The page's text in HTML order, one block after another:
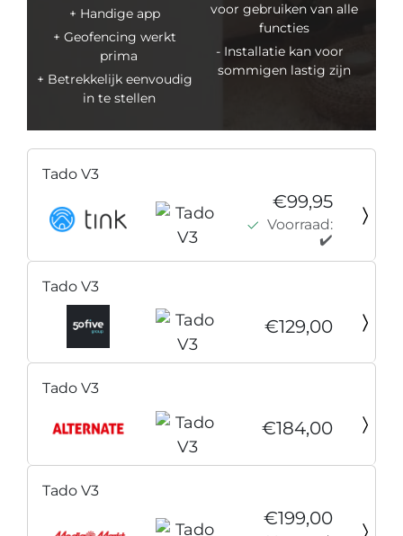
Handige app
Geofencing werkt
prima
Betrekkelijk eenvoudig
in te stellen
voor gebruiken van alle
functies
Installatie kan voor
sommigen lastig zijn
Tado V3
€99,95
Voorraad:
✔️
Tado V3
€129,00
Tado V3
€184,00
Tado V3
€199,00